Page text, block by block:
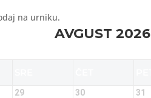
na urniku.
AVGUST 2026
29 30 31